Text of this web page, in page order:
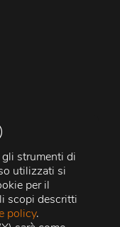
strumenti di
utilizzati si
per il
scopi descritti
policy.